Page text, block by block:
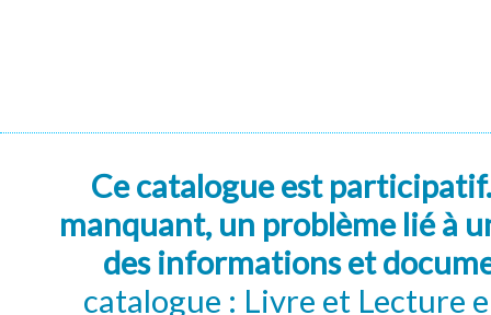
Ce catalogue est
manquant, un problème lié à
des informations et
catalogue : Livre et Lecture